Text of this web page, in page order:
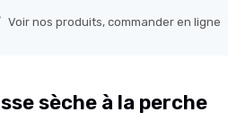
Voir nos produits, commander en ligne
sèche à la perche